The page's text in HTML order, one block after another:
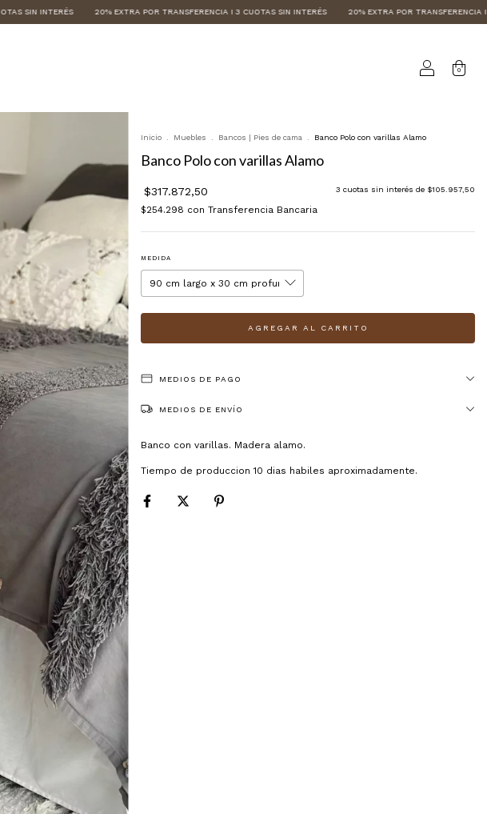
20% EXTRA POR TRANSFERENCIA I 3 CUOTAS SIN INTERÉS 20% EXTRA POR TRANSFERENCIA I 3 CUOTAS SIN
0
Inicio Muebles Bancos | Pies de cama Banco Polo con varillas Alamo
Banco Polo con varillas Alamo
$317.872,50 3 cuotas sin interés de $105.957,50
$254.298 con Transferencia Bancaria
MEDIDA
MEDIOS DE PAGO
MEDIOS DE ENVÍO
Banco con varillas. Madera alamo.
Tiempo de produccion 10 dias habiles aproximadamente.